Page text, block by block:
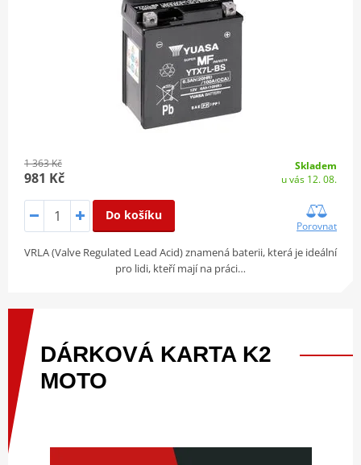
1 363 Kč
981 Kč
Skladem
u vás 12. 08.
Do košíku
Porovnat
VRLA (Valve Regulated Lead Acid) znamená baterii, která je ideální
pro lidi, kteří mají na práci…
DÁRKOVÁ KARTA K2
MOTO